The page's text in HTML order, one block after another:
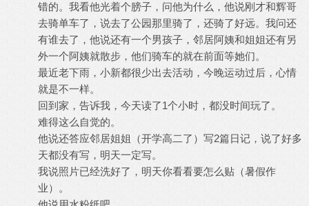
错的。我看他光着个膀子，问他为什么，他说刚才和辉哥
去骑单车了，说去了公园那里骑了，还骑了好远。我问还
有谁去了，他说还有一个男孩子，邻居阿姨和姐姐还有另
外一个阿姨就散步，他们骑车的就在前面等她们。
最近老下雨，小新都很少出去活动，今晚运动过后，心情
就是不一样。
回到家，告诉我，今天读了1个小时，都没时间玩了。
难得这么自觉的。
他说还答应邻居姐姐（开学高二了）写2篇日记，说了好多
天都没有写，明天一定写。
我说照片已经洗好了，明天你看看要怎么贴（暑假作
业）。